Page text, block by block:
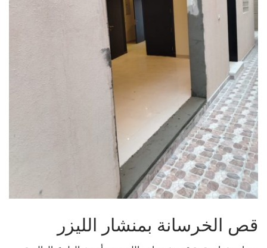
قص الخرسانة بمنشار الليزر